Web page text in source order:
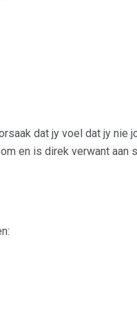
dat jy voel dat jy nie
en is direk verwant aan